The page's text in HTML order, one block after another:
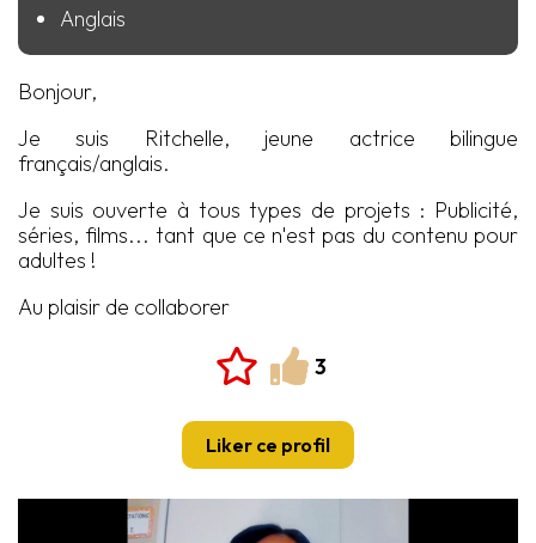
Anglais
Bonjour,
Je suis Ritchelle, jeune actrice bilingue
français/anglais.
Je suis ouverte à tous types de projets : Publicité,
séries, films... tant que ce n'est pas du contenu pour
adultes !
Au plaisir de collaborer
3